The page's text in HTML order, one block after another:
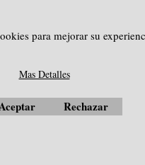
sales@southgeosystems.com
para mejorar su
Mas Detalles
Rechazar